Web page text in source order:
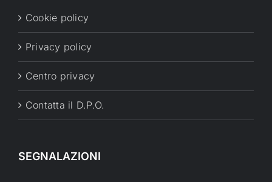
Cookie policy
Privacy policy
Centro privacy
Contatta il D.P.O.
SEGNALAZIONI